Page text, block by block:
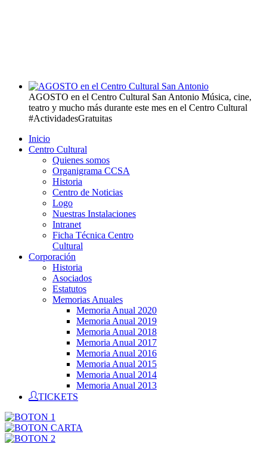
AGOSTO en el Centro Cultural San Antonio Música, cine,
teatro y mucho más durante este mes en el Centro Cultural
#ActividadesGratuitas
Inicio
Centro Cultural
Quienes somos
Organigrama CCSA
Historia
Centro de Noticias
Logo
Nuestras Instalaciones
Intranet
Ficha Técnica Centro
Cultural
Corporación
Historia
Asociados
Estatutos
Memorias Anuales
Memoria Anual 2020
Memoria Anual 2019
Memoria Anual 2018
Memoria Anual 2017
Memoria Anual 2016
Memoria Anual 2015
Memoria Anual 2014
Memoria Anual 2013
TICKETS